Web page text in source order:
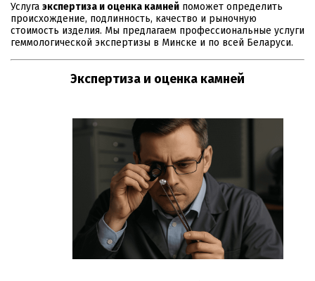
Услуга экспертиза и оценка камней поможет определить
происхождение, подлинность, качество и рыночную
стоимость изделия. Мы предлагаем профессиональные услуги
геммологической экспертизы в Минске и по всей Беларуси.
Экспертиза и оценка камней